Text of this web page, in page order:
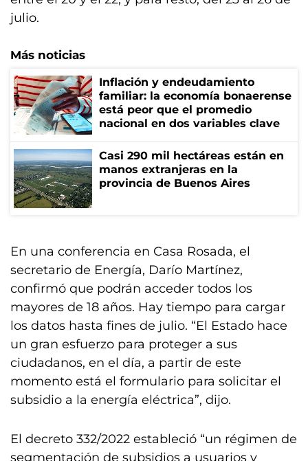
julio.
Más noticias
Inflación y endeudamiento
familiar: la economía bonaerense
está peor que el promedio
nacional en dos variables clave
Casi 290 mil hectáreas están en
manos extranjeras en la
provincia de Buenos Aires
En una conferencia en Casa Rosada, el
secretario de Energía, Darío Martínez,
confirmó que podrán acceder todos los
mayores de 18 años. Hay tiempo para cargar
los datos hasta fines de julio. “El Estado hace
un gran esfuerzo para proteger a sus
ciudadanos, en el día, a partir de este
momento está el formulario para solicitar el
subsidio a la energía eléctrica”, dijo.
El decreto 332/2022 estableció “un régimen de
segmentación de subsidios a usuarios y